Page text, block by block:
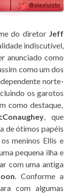
do diretor Jeff
indiscutível,
anunciado como
como um dos
norte-
os garotos
como destaque,
, que
de ótimos papéis
meninos Ellis e
pequena ilha e
com uma antiga
. Conforme a
com algumas